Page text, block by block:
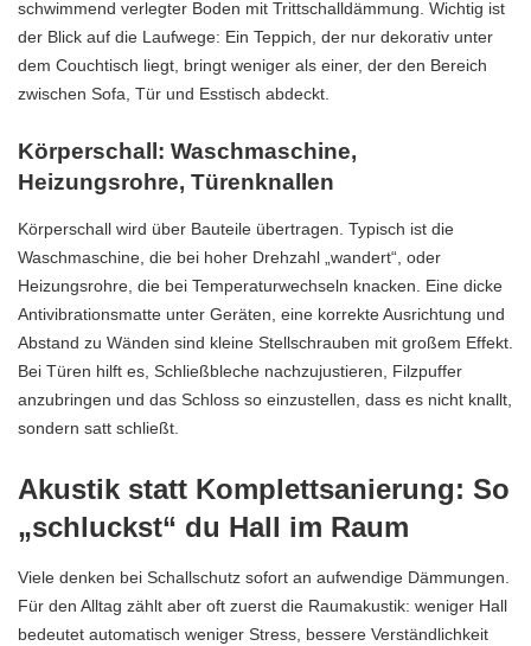
schwimmend verlegter Boden mit Trittschalldämmung. Wichtig ist
der Blick auf die Laufwege: Ein Teppich, der nur dekorativ unter
dem Couchtisch liegt, bringt weniger als einer, der den Bereich
zwischen Sofa, Tür und Esstisch abdeckt.
Körperschall: Waschmaschine,
Heizungsrohre, Türenknallen
Körperschall wird über Bauteile übertragen. Typisch ist die
Waschmaschine, die bei hoher Drehzahl „wandert“, oder
Heizungsrohre, die bei Temperaturwechseln knacken. Eine dicke
Antivibrationsmatte unter Geräten, eine korrekte Ausrichtung und
Abstand zu Wänden sind kleine Stellschrauben mit großem Effekt.
Bei Türen hilft es, Schließbleche nachzujustieren, Filzpuffer
anzubringen und das Schloss so einzustellen, dass es nicht knallt,
sondern satt schließt.
Akustik statt Komplettsanierung: So
„schluckst“ du Hall im Raum
Viele denken bei Schallschutz sofort an aufwendige Dämmungen.
Für den Alltag zählt aber oft zuerst die Raumakustik: weniger Hall
bedeutet automatisch weniger Stress, bessere Verständlichkeit